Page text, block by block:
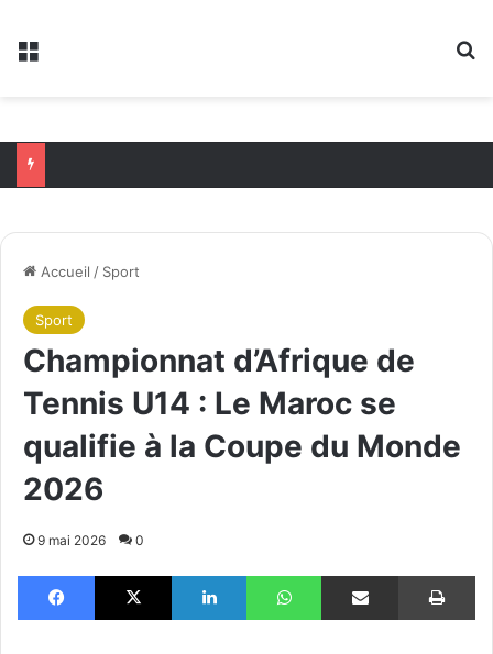
Menu
Accueil / Sport
Sport
Championnat d’Afrique de
Tennis U14 : Le Maroc se
qualifie à la Coupe du Monde
2026
9 mai 2026 0
Facebook X Linkedin WhatsApp Partager par email